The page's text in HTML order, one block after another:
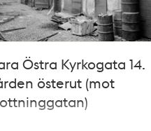
Östra Kyrkogata 14.
österut (mot